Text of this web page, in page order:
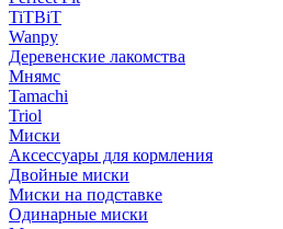
TiTBiT
Wanpy
Деревенские лакомства
Мнямс
Tamachi
Triol
Миски
Аксессуары для кормления
Двойные миски
Миски на подставке
Одинарные миски